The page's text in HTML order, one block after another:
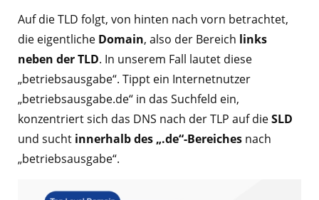
Auf die TLD folgt, von hinten nach vorn betrachtet,
die eigentliche Domain, also der Bereich links
neben der TLD. In unserem Fall lautet diese
„betriebsausgabe“. Tippt ein Internetnutzer
„betriebsausgabe.de“ in das Suchfeld ein,
konzentriert sich das DNS nach der TLP auf dieSLD
und sucht innerhalb des „.de“-Bereiches nach
„betriebsausgabe“.